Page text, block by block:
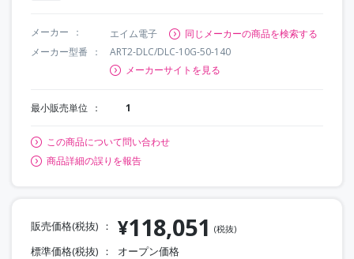
メーカー エイム電子
同じメーカーの商品を検索する
メーカー型番
ART2-DLC/DLC-10G-50-140
メーカーサイトを見る
最小販売単位 1
この商品について問い合わせ
商品詳細の誤りを報告
販売価格(税抜) ¥118,051 (税抜)
標準価格(税抜) オープン価格